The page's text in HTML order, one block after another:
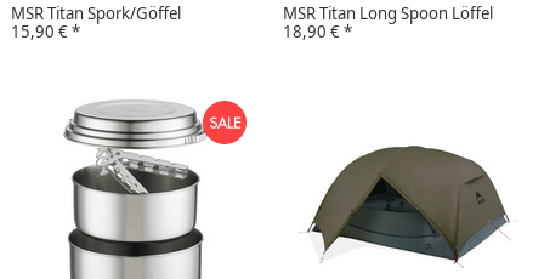
MSR Titan Spork/Göffel
15,90 €*
MSR Titan Long Spoon Löffel
18,90 €*